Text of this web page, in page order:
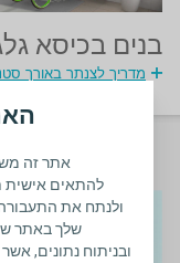
אתר זה
להתאים אישית
ולנתח את
שלך באתר
ובניתוח נתונים,
בנים בכיסא
מדריך לצנתר באורך